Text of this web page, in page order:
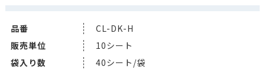
品番
CL-DK-H
販売単位
10シート
袋入り数
40シート/袋